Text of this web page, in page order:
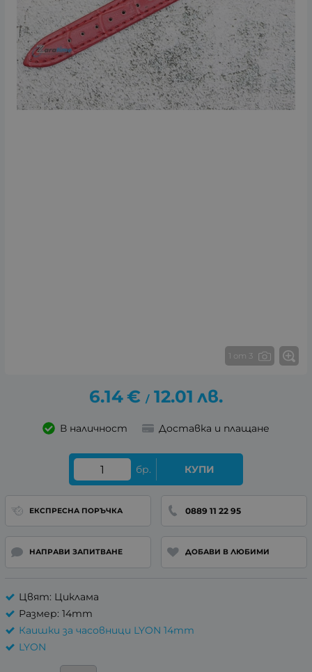
1 от 3
6.14€ / 12.01 лв.
В наличност Доставка и плащане
бр. КУПИ
ЕКСПРЕСНА ПОРЪЧКА 0889 11 22 95
НАПРАВИ ЗАПИТВАНЕ ДОБАВИ В ЛЮБИМИ
Цвят: Циклама
Размер: 14mm
Каишки за часовници LYON 14mm
LYON